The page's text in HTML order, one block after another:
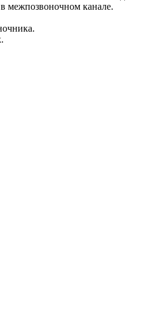
межпозвоночном канале.